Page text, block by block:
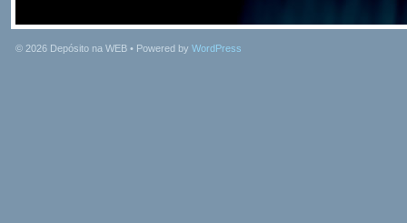
© 2026 Depósito na WEB • Powered by WordPress